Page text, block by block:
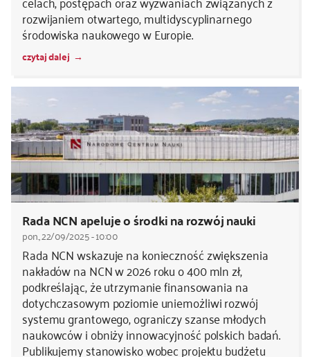
rozwijaniem otwartego, multidyscyplinarnego
środowiska naukowego w Europie.
czytaj dalej
Rada NCN apeluje o środki na rozwój nauki
pon., 22/09/2025 - 10:00
Rada NCN wskazuje na konieczność zwiększenia
nakładów na NCN w 2026 roku o 400 mln zł,
podkreślając, że utrzymanie finansowania na
dotychczasowym poziomie uniemożliwi rozwój
systemu grantowego, ograniczy szanse młodych
naukowców i obniży innowacyjność polskich badań.
Publikujemy stanowisko wobec projektu budżetu